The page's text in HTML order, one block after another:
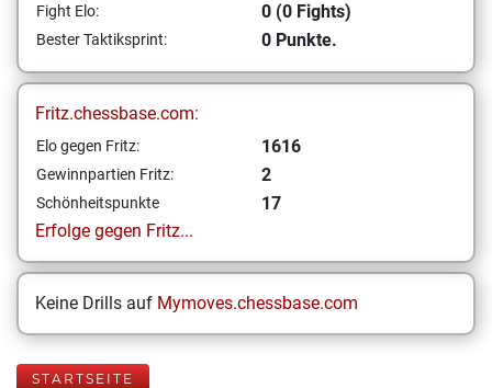
Fight Elo: 0 (0 Fights)
Bester Taktiksprint: 0 Punkte.
Fritz.chessbase.com:
Elo gegen Fritz: 1616
Gewinnpartien Fritz: 2
Schönheitspunkte
17
Erfolge gegen Fritz...
Keine Drills auf Mymoves.chessbase.com
STARTSEITE